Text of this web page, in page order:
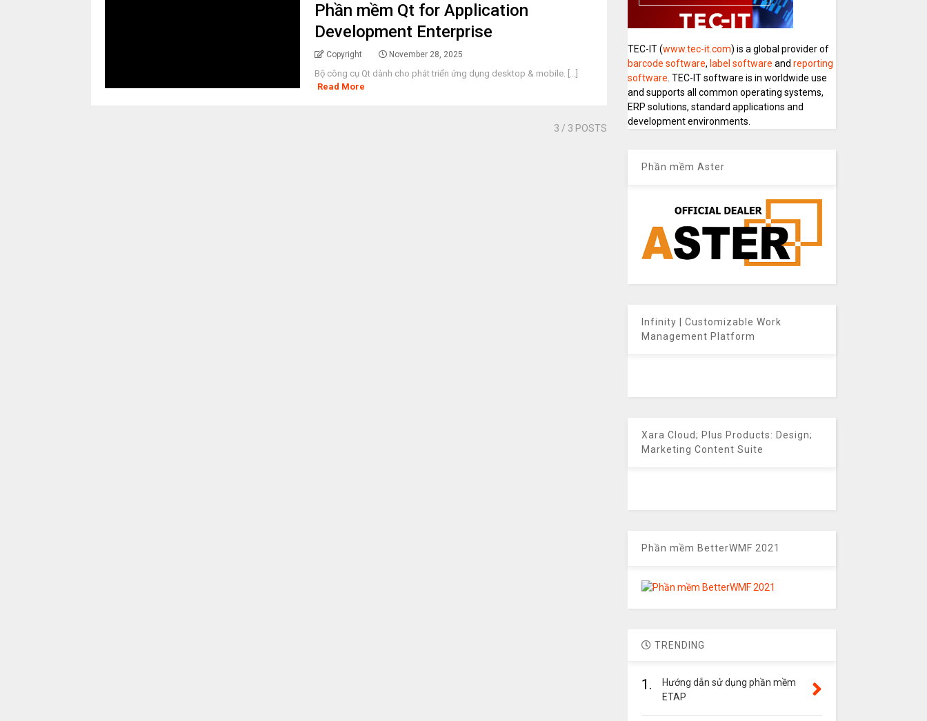
Phần mềm Qt for Application
Development Enterprise
Copyright November 28, 2025
Bộ công cụ Qt dành cho phát triển ứng dụng desktop & mobile. [...]
Read More
3 / 3 POSTS
TEC-IT (www.tec-it.com) is a global provider of
barcode software, label software and reporting
software . TEC-IT software is in worldwide use
and supports all common operating systems,
ERP solutions, standard applications and
development environments.
Phần mềm Aster
Infinity | Customizable Work
Management Platform
Xara Cloud; Plus Products: Design;
Marketing Content Suite
Phần mềm BetterWMF 2021
TRENDING
1.
Hướng dẫn sử dụng phần mềm
ETAP